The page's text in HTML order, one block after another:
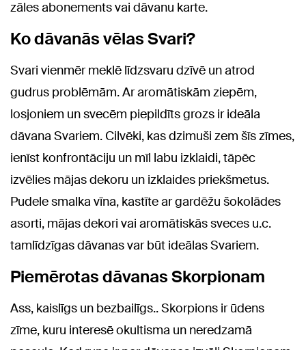
zāles abonements vai dāvanu karte.
Ko dāvanās vēlas Svari?
Svari vienmēr meklē līdzsvaru dzīvē un atrod
gudrus problēmām. Ar aromātiskām ziepēm,
losjoniem un svecēm piepildīts grozs ir ideāla
dāvana Svariem. Cilvēki, kas dzimuši zem šīs zīmes,
ienīst konfrontāciju un mīl labu izklaidi, tāpēc
izvēlies mājas dekoru un izklaides priekšmetus.
Pudele smalka vīna, kastīte ar gardēžu šokolādes
asorti, mājas dekori vai aromātiskās sveces u.c.
tamlīdzīgas dāvanas var būt ideālas Svariem.
Piemērotas dāvanas Skorpionam
Ass, kaislīgs un bezbailīgs.. Skorpions ir ūdens
zīme, kuru interesē okultisma un neredzamā